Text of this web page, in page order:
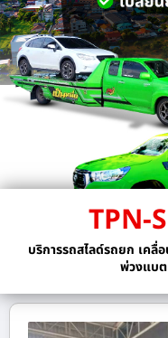
TPN-
บริการรถสไลด์รถยก เค
พ่วงแบต